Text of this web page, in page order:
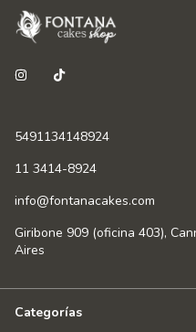
5491134148924
11 3414-8924
info@fontanacakes.com
Giribone 909 (oficina 403),
Aires
Categorías